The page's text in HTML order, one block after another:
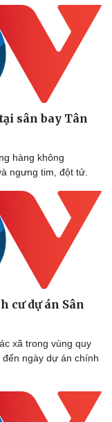
nghệ
đổi số
sân bay Tân
hàng không
ngưng tim, đột tử.
cư dự án Sân
xã trong vùng quy
ngày dự án chính